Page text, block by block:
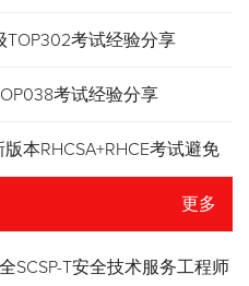
TOP302考试经验分享
考试经验分享
本RHCSA+RHCE考试避免
更多
SCSP-T安全技术服务工程师